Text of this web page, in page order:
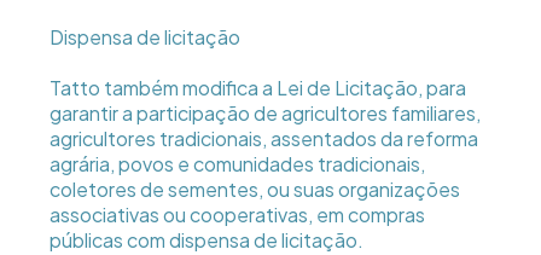
Dispensa de licitação
Tatto também modifica a Lei de Licitação, para
garantir a participação de agricultores familiares,
agricultores tradicionais, assentados da reforma
agrária, povos e comunidades tradicionais,
coletores de sementes, ou suas organizações
associativas ou cooperativas, em compras
públicas com dispensa de licitação.